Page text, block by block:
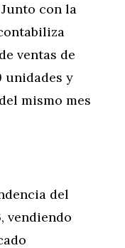
con la
ventas de
unidades y
mismo mes
del
vendiendo